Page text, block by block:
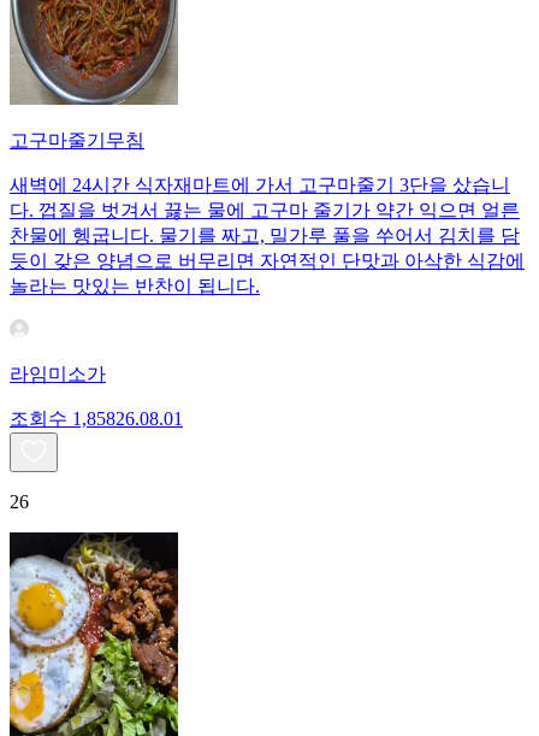
고구마줄기무침
새벽에 24시간 식자재마트에 가서 고구마줄기 3단을 샀습니
다. 껍질을 벗겨서 끓는 물에 고구마 줄기가 약간 익으면 얼른
찬물에 헹굽니다. 물기를 짜고, 밀가루 풀을 쑤어서 김치를 담
듯이 갖은 양념으로 버무리면 자연적인 단맛과 아삭한 식감에
놀라는 맛있는 반찬이 됩니다.
라임미소가
조회수 1,85826.08.01
26